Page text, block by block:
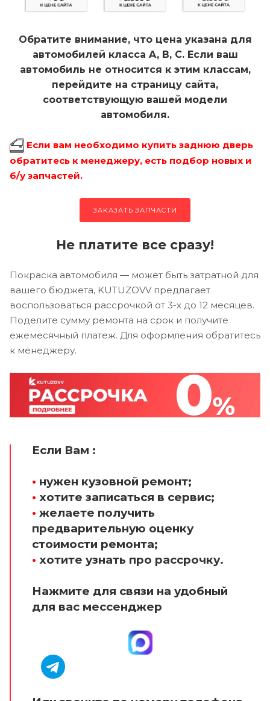
Обратите внимание, что цена указана для
автомобилей класса A, B, C. Если ваш
автомобиль не относится к этим классам,
перейдите на страницу сайта,
соответствующую вашей модели
автомобиля.
Если вам необходимо купить заднюю дверь
обратитесь к менеджеру, есть подбор новых и
б/у запчастей.
ЗАКАЗАТЬ ЗАПЧАСТИ
Не платите все сразу!
Покраска автомобиля — может быть затратной для
вашего бюджета, KUTUZOVV предлагает
воспользоваться рассрочкой от 3-х до 12 месяцев.
Поделите сумму ремонта на срок и получите
ежемесячный платеж. Для оформления обратитесь
к менеджеру.
Если Вам :
• нужен кузовной ремонт;
• хотите записаться в сервис;
• желаете получить
предварительную оценку
стоимости ремонта;
• хотите узнать про рассрочку.
Нажмите для связи на удобный
для вас мессенджер